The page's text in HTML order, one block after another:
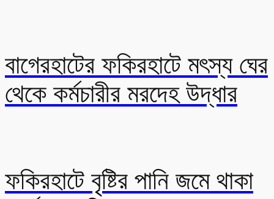
বাগেরহাটের ফকিরহাটে মৎস্য ঘের
থেকে কর্মচারীর মরদেহ উদ্ধার
ফকিরহাটে বৃষ্টির পানি জমে থাকা